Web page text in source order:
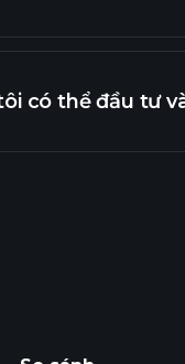
có thể đầu tư